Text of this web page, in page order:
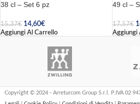
38 cl – Set 6 pz
15,37€ 14,60€
Aggiungi Al Carrello
49 cl –
17,57€
Aggiungi
Copyright © 2024 - Arreturcom Group S.r.l. P.IVA 02